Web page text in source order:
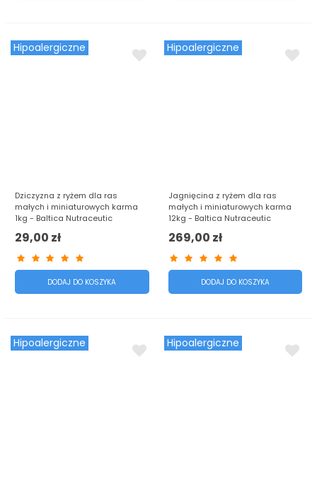
Hipoalergiczne
Dziczyzna z ryżem dla ras
małych i miniaturowych karma
1kg - Baltica Nutraceutic
29,00 zł
DODAJ DO KOSZYKA
Hipoalergiczne
Jagnięcina z ryżem dla ras
małych i miniaturowych karma
12kg - Baltica Nutraceutic
269,00 zł
DODAJ DO KOSZYKA
Hipoalergiczne Hipoalergiczne